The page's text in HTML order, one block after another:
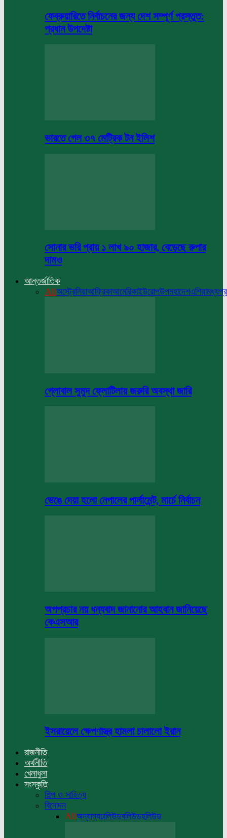
ফেব্রুয়ারিতে নির্বাচনের জন্য দেশ সম্পূর্ণ প্রস্তুত:
প্রধান উপদেষ্টা
ভারতে গেল ৩৭ মেট্রিক টন ইলিশ
সোনার ভরি প্রায় ১ লাখ ৯০ হাজার, বেড়েছে রুপার
দামও
আন্তর্জাতিক
Allঅস্ট্রেলিয়াআফ্রিকাআমেরিকাইউরোপউপমহাদেশএশিয়া
গ্লোবাল সুমুদ ফ্লোটিলায় জরুরি অবস্থা জারি
ভেঙে দেয়া হলো নেপালের পার্লামেন্ট, মার্চে নির্বাচন
অপপ্রচার নয় ধন্যবাদ জানানোর আহবান জানিয়েছে
কেএসআর
ইসরায়েলে ক্ষেপণাস্ত্র হামলা চালালো ইরান
রাজনীতি
অর্থনীতি
খেলাধুলা
সংস্কৃতি
শিল্প ও সাহিত্য
বিনোদন
Allঅন্যান্যঢালিউডবলিউডহলিউড